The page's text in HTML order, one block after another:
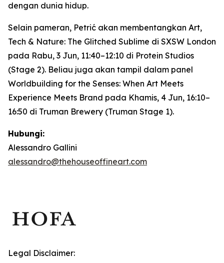
dengan dunia hidup.
Selain pameran, Petrić akan membentangkan Art,
Tech & Nature: The Glitched Sublime di SXSW London
pada Rabu, 3 Jun, 11:40–12:10 di Protein Studios
(Stage 2). Beliau juga akan tampil dalam panel
Worldbuilding for the Senses: When Art Meets
Experience Meets Brand pada Khamis, 4 Jun, 16:10–
16:50 di Truman Brewery (Truman Stage 1).
Hubungi:
Alessandro Gallini
alessandro@thehouseoffineart.com
Legal Disclaimer: